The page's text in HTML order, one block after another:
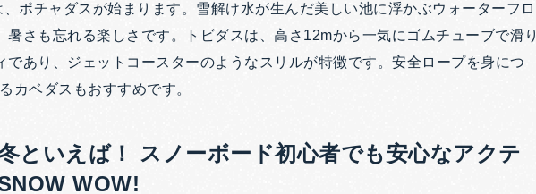
ポチャダスが始まります。雪解け水が生んだ美しい池に浮かぶウォーターフロ
暑さも忘れる楽しさです。トビダスは、高さ12mから一気にゴムチューブで滑り
であり、ジェットコースターのようなスリルが特徴です。安全ロープを身につ
カベダスもおすすめです。
といえば！ スノーボード初心者でも安心なアクテ
WOW!